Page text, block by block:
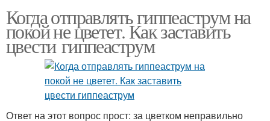
Когда отправлять гиппеаструм на
покой не цветет. Как заставить
цвести гиппеаструм
Ответ на этот вопрос прост: за цветком неправильно